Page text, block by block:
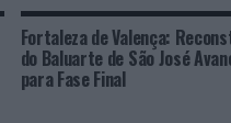
Fortaleza de Valença:
do Baluarte de São José
para Fase Final